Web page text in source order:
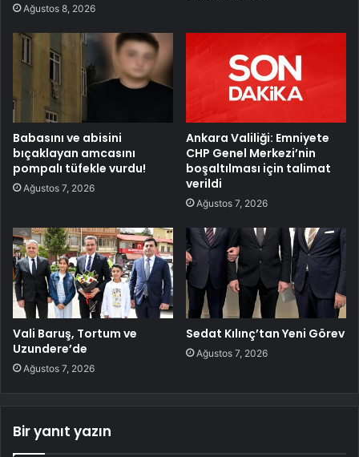
Ağustos 8, 2026
Babasını ve abisini
bıçaklayan amcasını
pompalı tüfekle vurdu!
Ağustos 7, 2026
Ankara Valiliği: Emniyete
CHP Genel Merkezi’nin
boşaltılması için talimat
verildi
Ağustos 7, 2026
Vali Baruş, Tortum ve
Uzundere’de
Ağustos 7, 2026
Sedat Kılınç’tan Yeni Görev
Ağustos 7, 2026
Bir yanıt yazın